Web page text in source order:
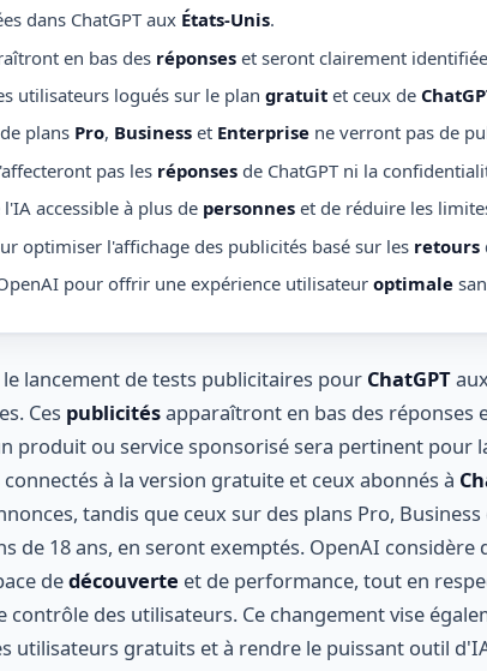
dans ChatGPT aux États-Unis.
en bas des réponseset seront clairement
utilisateurs logués sur le plan gratuitet ceux de
plans Pro, Businesset Enterprisene verront pas de
pas les réponsesde ChatGPT ni la
accessible à plus de personneset de réduire les
optimiser l'affichage des publicités basé sur les retours
pour offrir une expérience utilisateur optimale
lancement de tests publicitaires pour ChatGPT
Ces publicitésapparaîtront en bas des réponses
produit ou service sponsorisé sera pertinent pour
à la version gratuite et ceux abonnés à
tandis que ceux sur des plans Pro,
de 18 ans, en seront exemptés. OpenAI considère
dedécouverte et de performance, tout en
contrôle des utilisateurs. Ce changement vise
utilisateurs gratuits et à rendre le puissant outil